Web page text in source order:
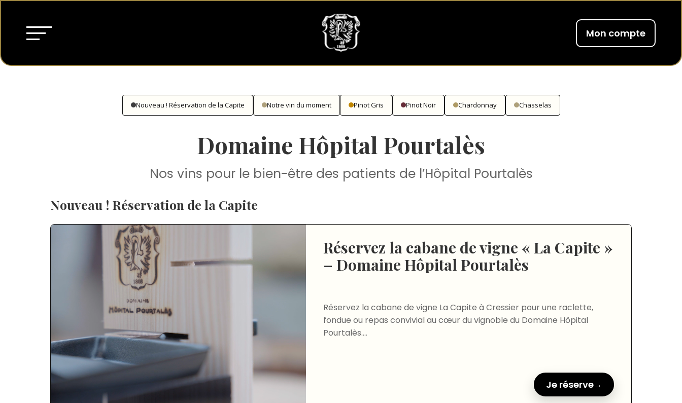
Mon compte
Nouveau ! Réservation de la Capite Notre vin du moment Pinot Gris Pinot Noir Chardonnay Chasselas
Domaine Hôpital Pourtalès
Nos vins pour le bien-être des patients de l’Hôpital Pourtalès
Nouveau ! Réservation de la Capite
Réservez la cabane de vigne « La Capite »
– Domaine Hôpital Pourtalès
Réservez la cabane de vigne La Capite à Cressier pour une raclette,
fondue ou repas convivial au cœur du vignoble du Domaine Hôpital
Pourtalès....
Je réserve